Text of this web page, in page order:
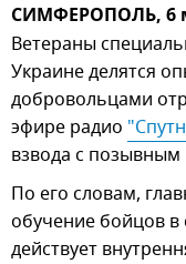
СИМФЕРОПОЛЬ, 6
Ветераны
Украине делятся
добровольцами
эфире радио
взвода с
По его словам,
обучение бойцов в
действует